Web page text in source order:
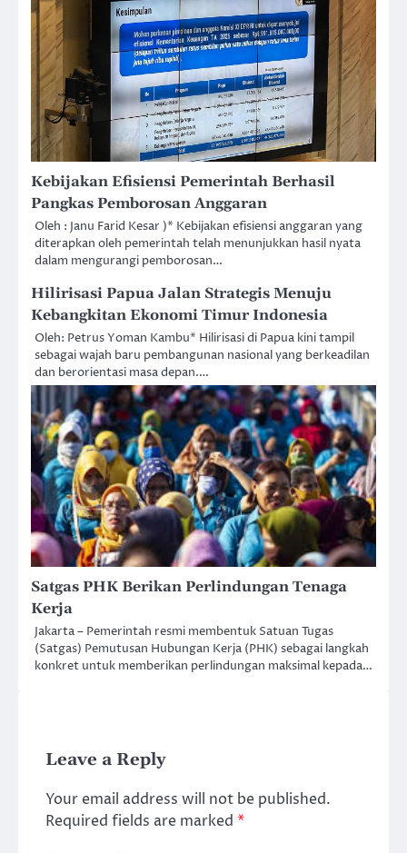
Kebijakan Efisiensi Pemerintah Berhasil
Pangkas Pemborosan Anggaran
Oleh : Janu Farid Kesar )* Kebijakan efisiensi anggaran yang
diterapkan oleh pemerintah telah menunjukkan hasil nyata
dalam mengurangi pemborosan…
Hilirisasi Papua Jalan Strategis Menuju
Kebangkitan Ekonomi Timur Indonesia
Oleh: Petrus Yoman Kambu* Hilirisasi di Papua kini tampil
sebagai wajah baru pembangunan nasional yang berkeadilan
dan berorientasi masa depan.…
Satgas PHK Berikan Perlindungan Tenaga
Kerja
Jakarta – Pemerintah resmi membentuk Satuan Tugas
(Satgas) Pemutusan Hubungan Kerja (PHK) sebagai langkah
konkret untuk memberikan perlindungan maksimal kepada…
Leave a Reply
Your email address will not be published.
Required fields are marked *